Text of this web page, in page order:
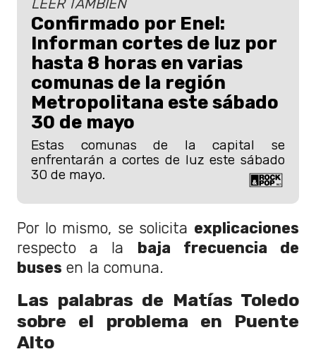
Confirmado por Enel:
Informan cortes de luz por
hasta 8 horas en varias
comunas de la región
Metropolitana este sábado
30 de mayo
Estas comunas de la capital se
enfrentarán a cortes de luz este sábado
30 de mayo.
Por lo mismo, se solicita explicaciones
respecto a la baja frecuencia de
buses en la comuna.
Las palabras de Matías Toledo
sobre el problema en Puente
Alto